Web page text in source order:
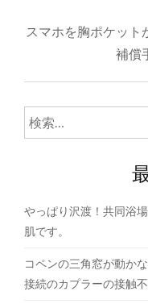
稿
ビ
ゲ
ー
ョ
ン
スマホを胸ポケット
補償
検
索:
やっぱり沢渡！共同浴
肌です。
コペンの三角窓が動か
接続のカプラーの接触